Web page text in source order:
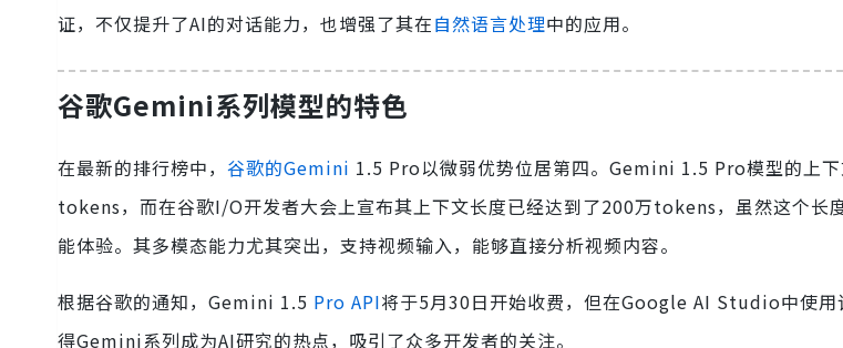
证，不仅提升了AI的对话能力，也增强了其在自然语言处理中的应用。
谷歌Gemini系列模型的特色
在最新的排行榜中， 谷歌的Gemini 1.5 Pro以微弱优势位居第四。Gemini 1.5 Pro模型的上
tokens，而在谷歌I/O开发者大会上宣布其上下文长度已经达到了200万tokens，虽然这个
能体验。其多模态能力尤其突出，支持视频输入，能够直接分析视频内容。
根据谷歌的通知，Gemini 1.5 Pro API将于5月30日开始收费，但在Google AI Studio中使用
得Gemini系列成为AI研究的热点，吸引了众多开发者的关注。